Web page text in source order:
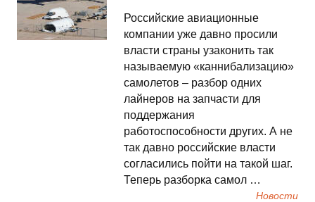
Российские авиационные
компании уже давно просили
власти страны узаконить так
называемую «каннибализацию»
самолетов – разбор одних
лайнеров на запчасти для
поддержания
работоспособности других. А не
так давно российские власти
согласились пойти на такой шаг.
Теперь разборка самол …
Новости